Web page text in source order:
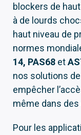
blockers de
à de lourds
haut niveau de
normes
14, PAS68 et
nos solutions
empêcher
même dans
Pour les